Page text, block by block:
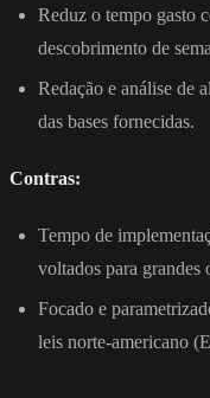
Reduz o tempo gasto
descobrimento de
Redação e análise de
das bases fornecidas.
Contras:
Tempo de
voltados para grandes
Focado e
leis norte-americano